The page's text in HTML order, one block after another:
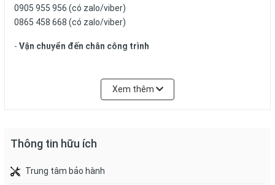
0905 955 956 (có zalo/viber)
0865 458 668 (có zalo/viber)
- Vận chuyển đến chân công trình
hiệu Viglacera, Gốm Đất Việt, Gốm Mỹ - các thương hiệu
đứng đầu thị trường về Vật liệu xây dựng. Chúng tôi cam kết
nay
Xem thêm
Thông tin hữu ích
Trung tâm bảo hành